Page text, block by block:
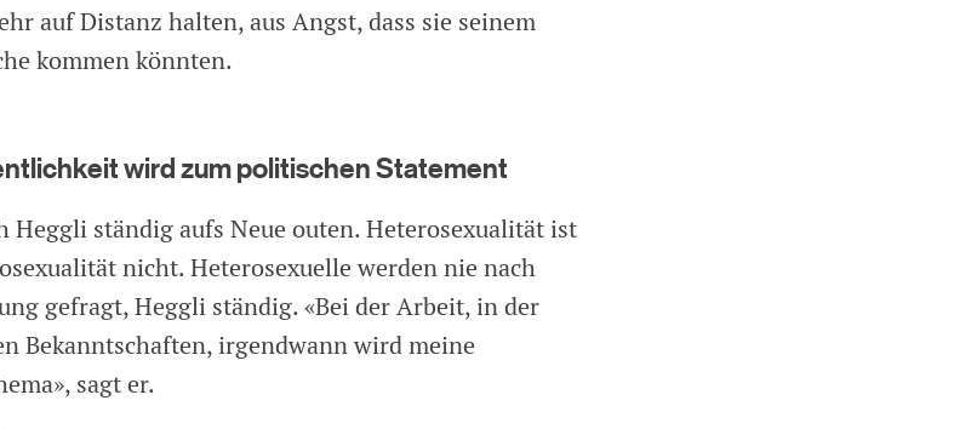
auf Distanz halten, aus Angst, dass sie seinem
kommen könnten.
wird zum politischen Statement
Heggli ständig aufs Neue outen. Heterosexualität ist
nicht. Heterosexuelle werden nie nach
gefragt, Heggli ständig. «Bei der Arbeit, in der
Bekanntschaften, irgendwann wird meine
sagt er.